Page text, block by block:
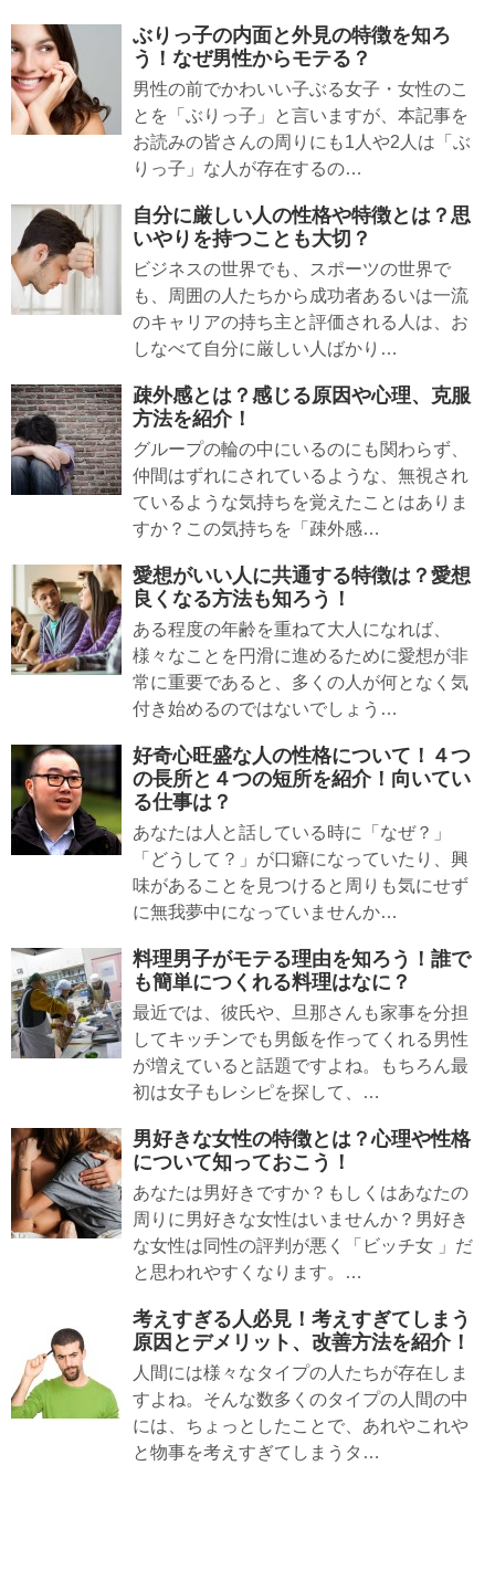
ぶりっ子の内面と外見の特徴を知ろ
う！なぜ男性からモテる？
男性の前でかわいい子ぶる女子・女性のこ
とを「ぶりっ子」と言いますが、本記事を
お読みの皆さんの周りにも1人や2人は「ぶ
りっ子」な人が存在するの…
自分に厳しい人の性格や特徴とは？思
いやりを持つことも大切？
ビジネスの世界でも、スポーツの世界で
も、周囲の人たちから成功者あるいは一流
のキャリアの持ち主と評価される人は、お
しなべて自分に厳しい人ばかり…
疎外感とは？感じる原因や心理、克服
方法を紹介！
グループの輪の中にいるのにも関わらず、
仲間はずれにされているような、無視され
ているような気持ちを覚えたことはありま
すか？この気持ちを「疎外感…
愛想がいい人に共通する特徴は？愛想
良くなる方法も知ろう！
ある程度の年齢を重ねて大人になれば、
様々なことを円滑に進めるために愛想が非
常に重要であると、多くの人が何となく気
付き始めるのではないでしょう…
好奇心旺盛な人の性格について！４つ
の長所と４つの短所を紹介！向いてい
る仕事は？
あなたは人と話している時に「なぜ？」
「どうして？」が口癖になっていたり、興
味があることを見つけると周りも気にせず
に無我夢中になっていませんか…
料理男子がモテる理由を知ろう！誰で
も簡単につくれる料理はなに？
最近では、彼氏や、旦那さんも家事を分担
してキッチンでも男飯を作ってくれる男性
が増えていると話題ですよね。もちろん最
初は女子もレシピを探して、…
男好きな女性の特徴とは？心理や性格
について知っておこう！
あなたは男好きですか？もしくはあなたの
周りに男好きな女性はいませんか？男好き
な女性は同性の評判が悪く「ビッチ女 」だ
と思われやすくなります。…
考えすぎる人必見！考えすぎてしまう
原因とデメリット、改善方法を紹介！
人間には様々なタイプの人たちが存在しま
すよね。そんな数多くのタイプの人間の中
には、ちょっとしたことで、あれやこれや
と物事を考えすぎてしまうタ…